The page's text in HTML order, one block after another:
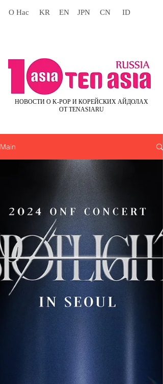
О Нас KR EN JPN CN ID
НОВОСТИ О K-POP И КОРЕЙСКИХ АЙДОЛАХ
ОТ TENASIARU
Main